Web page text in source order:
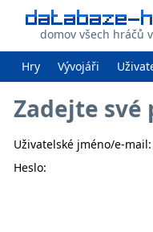
domov všech hráčů
Hry Vývojáři
Zadejte
Uživatelské jméno/e-mail:
Heslo: